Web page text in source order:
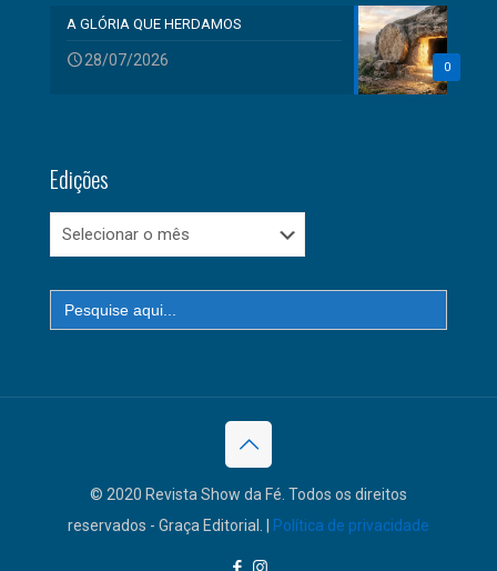
0
A GLÓRIA QUE HERDAMOS
28/07/2026
Edições
Edições
Search
for:
© 2020 Revista Show da Fé. Todos os direitos
reservados - Graça Editorial. |
Política de privacidade